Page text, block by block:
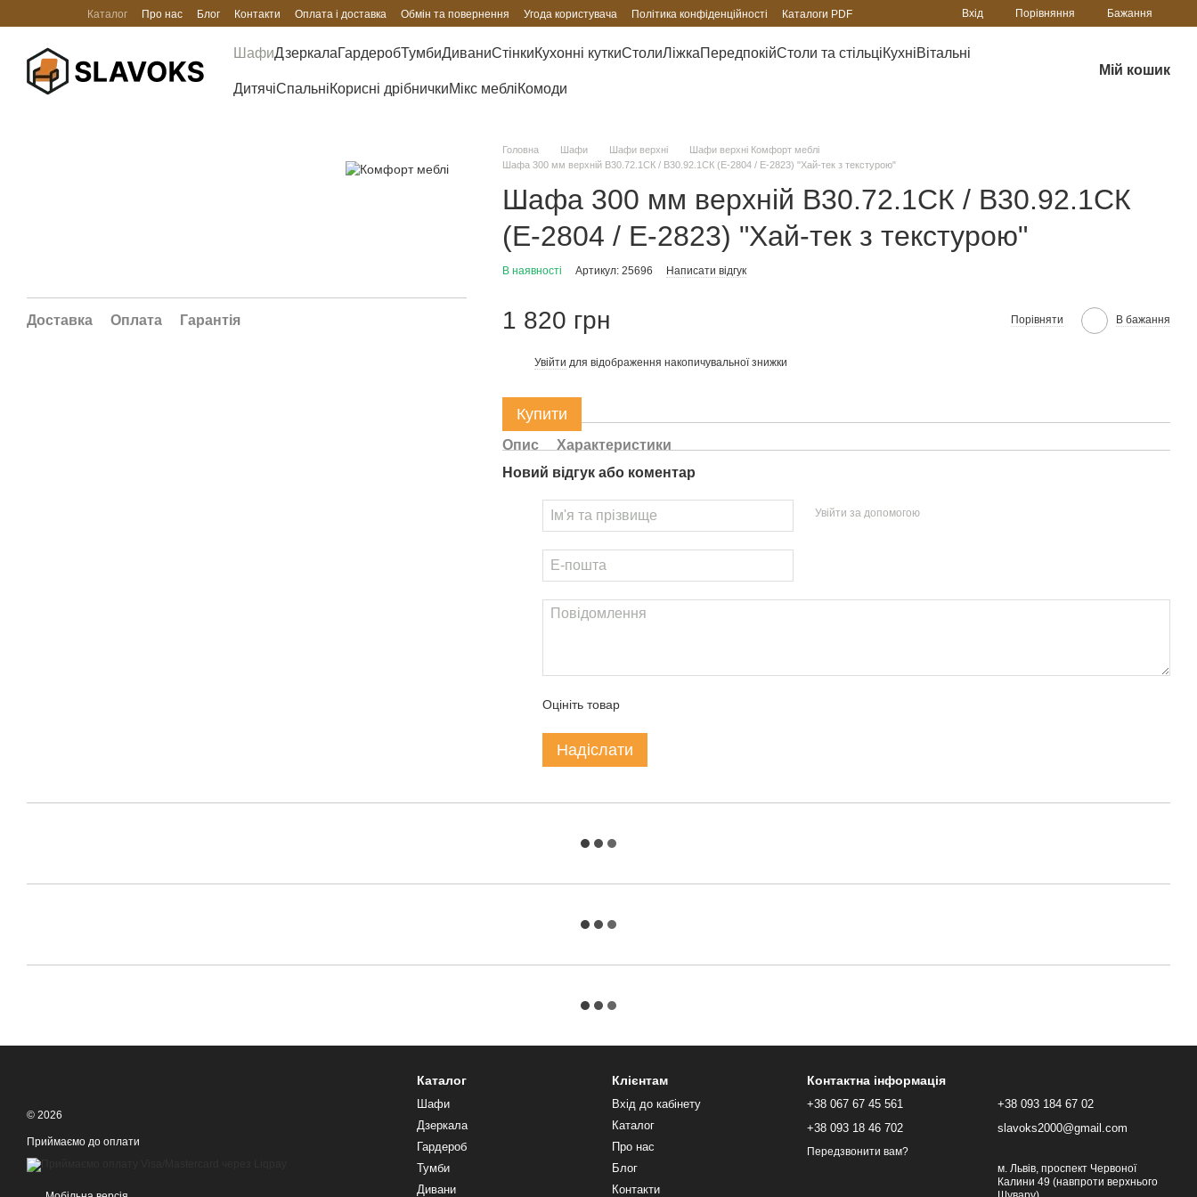
Перейти до основного контенту
Каталог Про нас Блог Контакти Оплата і доставка Обмін та повернення Угода користувача Політика конфіденційності Каталоги PDF Вхід Порівняння Бажання
ШафиДзеркалаГардеробТумбиДиваниСтінкиКухонні куткиСтолиЛіжкаПередпокійСтоли та стільціКухніВітальні
ДитячіСпальніКорисні дрібничкиМікс мебліКомоди
Мій кошик
Доставка Оплата Гарантія
Головна Шафи Шафи верхні
Шафи верхні Комфорт меблі
Шафа 300 мм верхній В30.72.1СК / В30.92.1СК (Е-2804 / Е-2823) "Хай-тек з текстурою"
Шафа 300 мм верхній В30.72.1СК / В30.92.1СК
(Е-2804 / Е-2823) "Хай-тек з текстурою"
В наявності Артикул: 25696 Написати відгук
1 820 грн Порівняти В бажання
Увійти для відображення накопичувальної знижки
Купити
Опис
Характеристики
Новий відгук або коментар
Увійти за допомогою
Оцініть товар
Надіслати
© 2026
Приймаємо до оплати
Каталог
Шафи
Дзеркала
Гардероб
Тумби
Дивани
Клієнтам
Вхід до кабінету
Каталог
Про нас
Блог
Контакти
Контактна інформація
+38 067 67 45 561
+38 093 18 46 702
Передзвонити вам?
+38 093 184 67 02
slavoks2000@gmail.com
м. Львів, проспект Червоної
Калини 49 (навпроти верхнього